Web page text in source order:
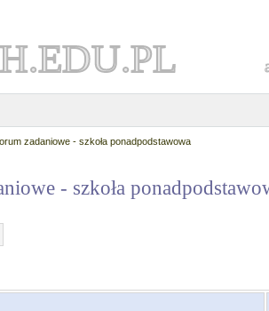
zadaniowe - szkoła ponadpodstawowa
- szkoła